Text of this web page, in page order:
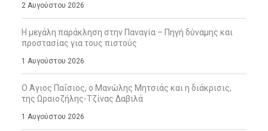
2 Αυγούστου 2026
Η μεγάλη παράκληση στην Παναγία – Πηγή δύναμης και
προστασίας για τους πιστούς
1 Αυγούστου 2026
Ο Άγιος Παΐσιος, ο Μανώλης Μητσιάς και η διάκρισις,
της Ωραιοζήλης-Τζίνας Δαβιλά
1 Αυγούστου 2026